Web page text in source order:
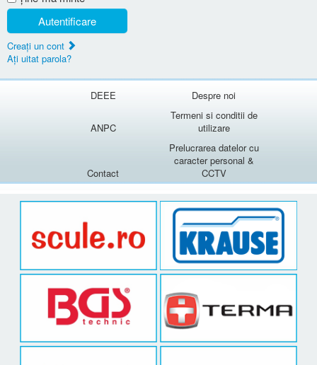
Autentificare
Creaţi un cont
Aţi uitat parola?
DEEE Despre noi
ANPC
Termeni si conditii de
utilizare
Contact
Prelucrarea datelor cu
caracter personal &
CCTV